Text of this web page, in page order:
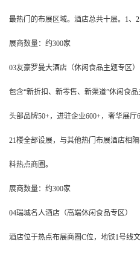
最热门的布展区域。酒店总共十层。1、
展商数量：约300家
03友豪罗曼大酒店（休闲食品主题专区）
包含“新折扣、新零售、新渠道”休闲食品
头部品牌50+，进驻企业600+，奢华展厅
21楼全部设展，与其他热门布展酒店相
料热点商圈。
展商数量：约300家
04瑞城名人酒店（高端休闲食品专区）
酒店位于热点布展商圈C位，地铁1号线